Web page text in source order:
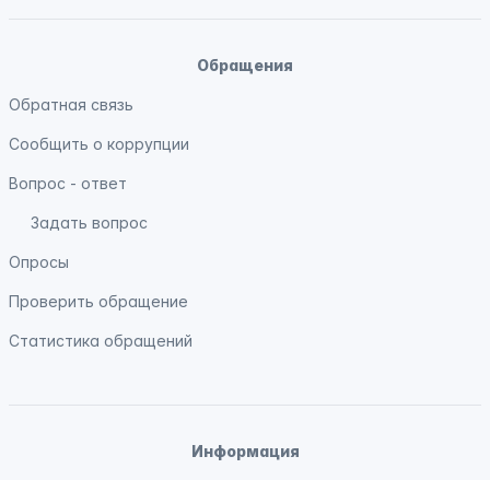
Обращения
Обратная связь
Сообщить о коррупции
Вопрос - ответ
Задать вопрос
Опросы
Проверить обращение
Статистика обращений
Информация